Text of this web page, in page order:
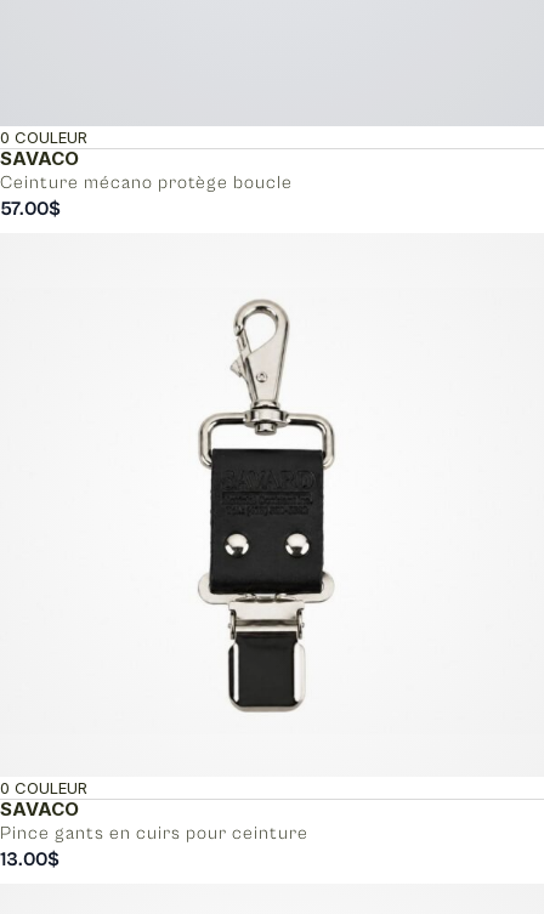
SAVACO
Ceinture mécano protège boucle
0 COULEUR
57.00$
SAVACO
Pince gants en cuirs pour ceinture
0 COULEUR
13.00$